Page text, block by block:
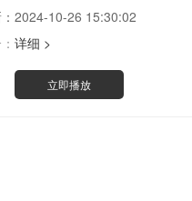
2024-10-26 15:30:02
详细 >
立即播放